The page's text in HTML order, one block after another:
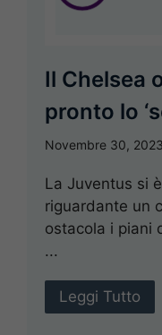
Il Chelsea
pronto lo
Novembre 30, 2023
La Juventus si
riguardante un
ostacola i piani
...
Leggi Tutto